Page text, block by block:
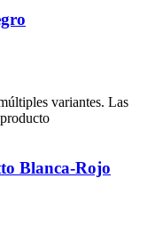
variantes. Las
Blanca-Rojo